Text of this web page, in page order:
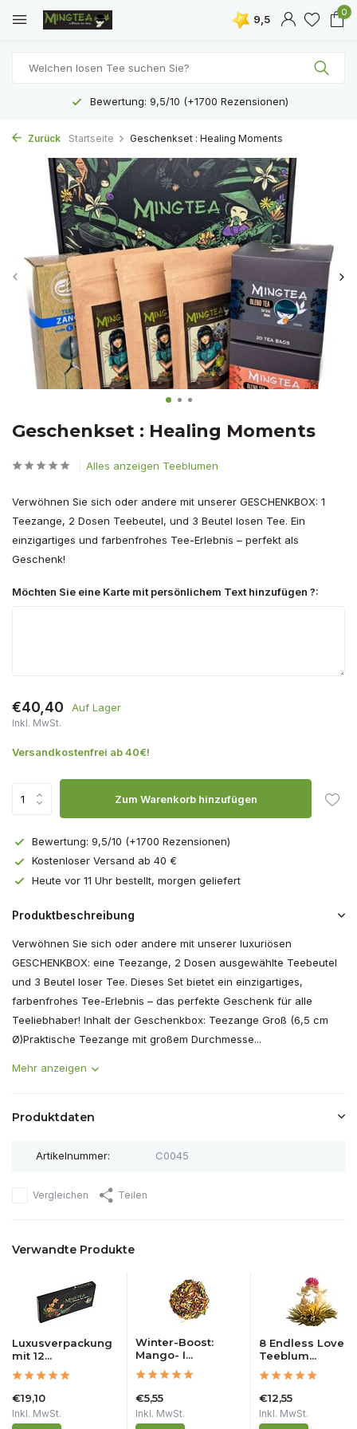
9,5
0
Bewertung: 9,5/10 (+1700 Rezensionen)
Zurück Startseite Geschenkset : Healing Moments
Geschenkset : Healing Moments
Alles anzeigen Teeblumen
Verwöhnen Sie sich oder andere mit unserer GESCHENKBOX: 1
Teezange, 2 Dosen Teebeutel, und 3 Beutel losen Tee. Ein
einzigartiges und farbenfrohes Tee-Erlebnis – perfekt als
Geschenk!
Möchten Sie eine Karte mit persönlichem Text hinzufügen ?:
€40,40 Auf Lager
Inkl. MwSt.
Versandkostenfrei ab 40€!
Zum Warenkorb hinzufügen
Bewertung: 9,5/10 (+1700 Rezensionen)
Kostenloser Versand ab 40 €
Heute vor 11 Uhr bestellt, morgen geliefert
Produktbeschreibung
Verwöhnen Sie sich oder andere mit unserer luxuriösen
GESCHENKBOX: eine Teezange, 2 Dosen ausgewählte Teebeutel
und 3 Beutel loser Tee. Dieses Set bietet ein einzigartiges,
farbenfrohes Tee-Erlebnis – das perfekte Geschenk für alle
Teeliebhaber! Inhalt der Geschenkbox: Teezange Groß (6,5 cm
Ø)Praktische Teezange mit großem Durchmesse...
Mehr anzeigen
Produktdaten
Artikelnummer: C0045
Vergleichen Teilen
Verwandte Produkte
Luxusverpackung
mit 12...
€19,10
Inkl. MwSt.
Winter-Boost:
Mango- I...
€5,55
Inkl. MwSt.
8 Endless Love
Teeblum...
€12,55
Inkl. MwSt.